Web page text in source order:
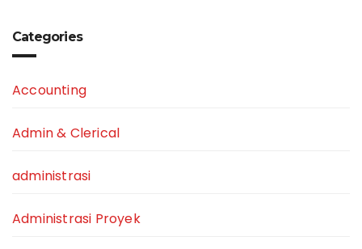
Categories
Accounting
Admin & Clerical
administrasi
Administrasi Proyek